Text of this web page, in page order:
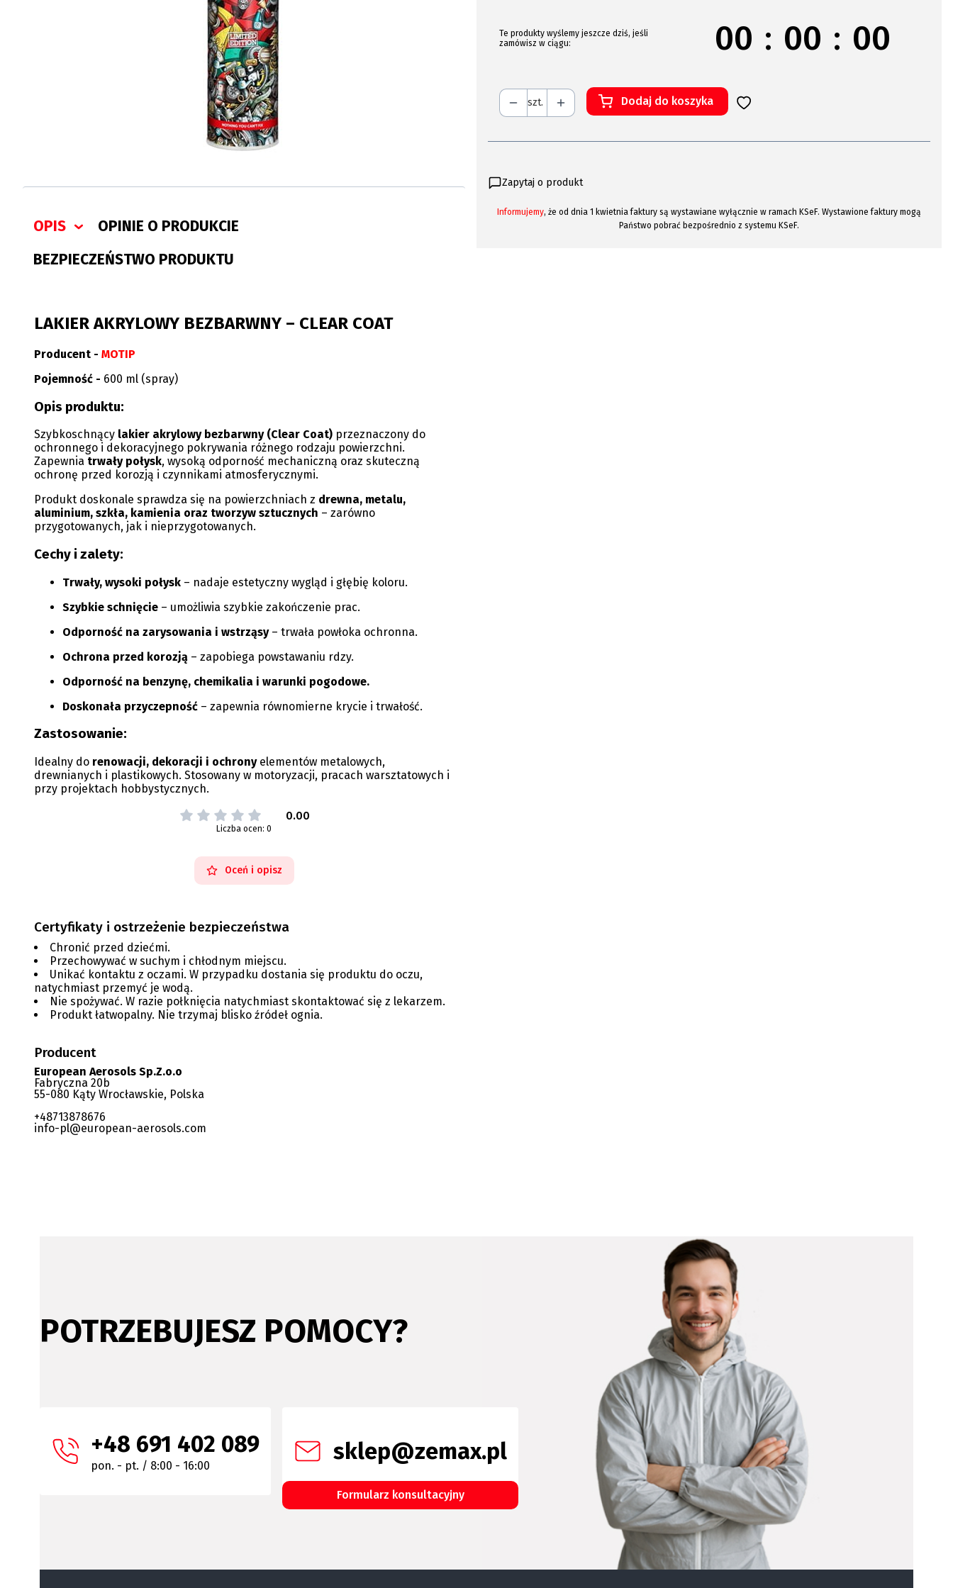
OPIS
OPINIE O PRODUKCIE
BEZPIECZEŃSTWO PRODUKTU
LAKIER AKRYLOWY BEZBARWNY – CLEAR COAT
Producent - MOTIP
Pojemność - 600 ml (spray)
Opis produktu:
Szybkoschnący lakier akrylowy bezbarwny (Clear Coat) przeznaczony do
ochronnego i dekoracyjnego pokrywania różnego rodzaju powierzchni.
Zapewnia trwały połysk, wysoką odporność mechaniczną oraz skuteczną
ochronę przed korozją i czynnikami atmosferycznymi.
Produkt doskonale sprawdza się na powierzchniach z drewna, metalu,
aluminium, szkła, kamienia oraz tworzyw sztucznych – zarówno
przygotowanych, jak i nieprzygotowanych.
Cechy i zalety:
Trwały, wysoki połysk – nadaje estetyczny wygląd i głębię koloru.
Szybkie schnięcie – umożliwia szybkie zakończenie prac.
Odporność na zarysowania i wstrząsy– trwała powłoka ochronna.
Ochrona przed korozją – zapobiega powstawaniu rdzy.
Odporność na benzynę, chemikalia i warunki pogodowe.
Doskonała przyczepność – zapewnia równomierne krycie i trwałość.
Zastosowanie:
Idealny do renowacji, dekoracji i ochronyelementów metalowych,
drewnianych i plastikowych. Stosowany w motoryzacji, pracach warsztatowych i
przy projektach hobbystycznych.
0.00
Liczba ocen: 0
Oceń i opisz
Certyfikaty i ostrzeżenie bezpieczeństwa
Chronić przed dziećmi.
Przechowywać w suchym i chłodnym miejscu.
Unikać kontaktu z oczami. W przypadku dostania się produktu do oczu,
natychmiast przemyć je wodą.
Nie spożywać. W razie połknięcia natychmiast skontaktować się z lekarzem.
Produkt łatwopalny. Nie trzymaj blisko źródeł ognia.
Producent
European Aerosols Sp.Z.o.o
Fabryczna 20b
55-080 Kąty Wrocławskie, Polska
+48713878676
info-pl@european-aerosols.com
Te produkty wyślemy jeszcze dziś, jeśli
zamówisz w ciągu:
00 : 00 : 00
szt. Dodaj do koszyka
Zapytaj o produkt
Informujemy, że od dnia 1 kwietnia faktury są wystawiane wyłącznie w ramach KSeF. Wystawione faktury mogą
Państwo pobrać bezpośrednio z systemu KSeF.
POTRZEBUJESZ POMOCY?
+48 691 402 089
pon. - pt. / 8:00 - 16:00
sklep@zemax.pl
Formularz konsultacyjny